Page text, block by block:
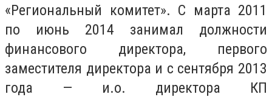
«Региональный комитет». С марта 2011
по июнь 2014 занимал должности
финансового директора, первого
заместителя директора и с сентября 2013
года — и.о. директора КП